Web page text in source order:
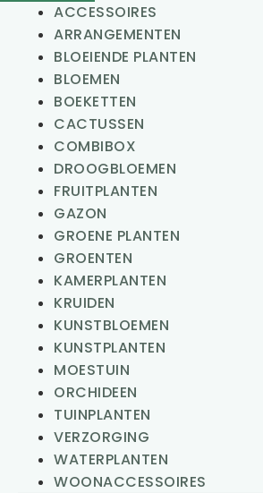
ACCESSOIRES
ARRANGEMENTEN
BLOEIENDE PLANTEN
BLOEMEN
BOEKETTEN
CACTUSSEN
COMBIBOX
DROOGBLOEMEN
FRUITPLANTEN
GAZON
GROENE PLANTEN
GROENTEN
KAMERPLANTEN
KRUIDEN
KUNSTBLOEMEN
KUNSTPLANTEN
MOESTUIN
ORCHIDEEN
TUINPLANTEN
VERZORGING
WATERPLANTEN
WOONACCESSOIRES